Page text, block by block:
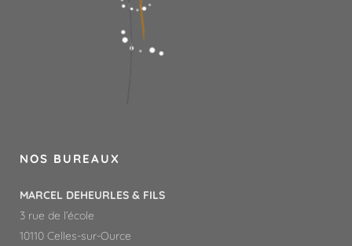
NOS BUREAUX
MARCEL DEHEURLES & FILS
3 rue de l’école
10110 Celles-sur-Ource